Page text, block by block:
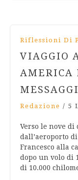
Riflessioni Di
VIAGGIO
AMERICA
Redazione / 5
Verso le nove di
dall’aeroporto
Francesco alla
dopo un volo di
di 10.000